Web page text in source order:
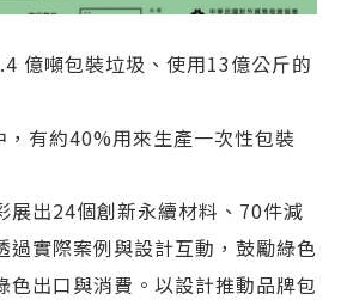
億噸包裝垃圾、使用13億公斤的
有約40%用來生產一次性包裝
展出24個創新永續材料、70件減
過實際案例與設計互動，鼓勵綠色
色出口與消費。以設計推動品牌包